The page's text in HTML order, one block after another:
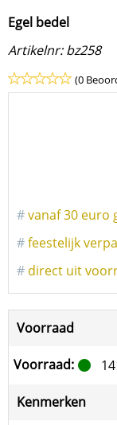
Egel bedel
Artikelnr: bz258
(0
#vanaf 30 euro
#feestelijk
# direct uit
Voorraad
Voorraad:
Kenmerken